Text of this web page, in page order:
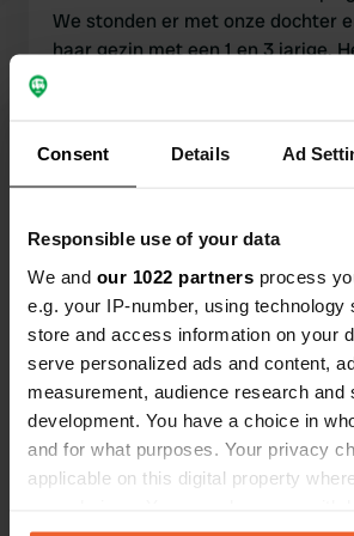
Consent Details Ad
Responsible use of your data
We and our 1022 partners process
e.g. your IP-number, using
store and access information on your
serve personalized ads and content,
measurement, audience research and
development. You have a choice in
and for what purposes. Your privacy
applicable on this digital property
We stonden er met onze dochter
haar gezin met een 1 en 3 jarige.
de caravans en campers op
dus je ziet je kinderen lekker spelen.
dreumes week is goed gevuld met
activiteiten. En het zwembad is
ingedeeld. Voor elke leeftijd een
zwem mogelijkheid.
Contact